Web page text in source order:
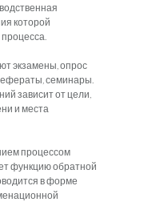
которой
экзамены, опрос
семинары.
зависит от цели,
и места
процессом
функцию обратной
в форме